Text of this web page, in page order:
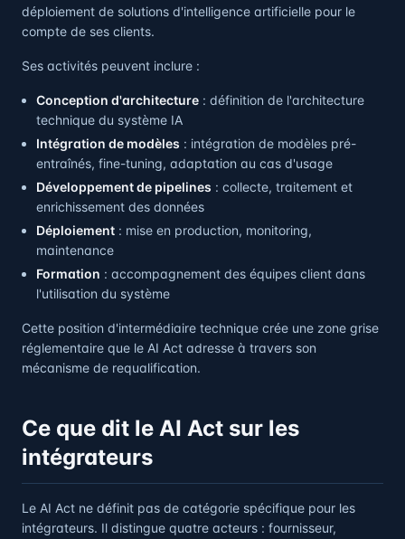
déploiement de solutions d'intelligence artificielle pour le
compte de ses clients.
Ses activités peuvent inclure :
Conception d'architecture : définition de l'architecture
technique du système IA
Intégration de modèles : intégration de modèles pré-
entraînés, fine-tuning, adaptation au cas d'usage
Développement de pipelines : collecte, traitement et
enrichissement des données
Déploiement : mise en production, monitoring,
maintenance
Formation : accompagnement des équipes client dans
l'utilisation du système
Cette position d'intermédiaire technique crée une zone grise
réglementaire que le AI Act adresse à travers son
mécanisme de requalification.
Ce que dit le AI Act sur les
intégrateurs
Le AI Act ne définit pas de catégorie spécifique pour les
intégrateurs. Il distingue quatre acteurs : fournisseur,